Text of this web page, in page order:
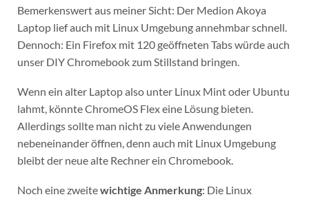
Bemerkenswert aus meiner Sicht: Der Medion Akoya
Laptop lief auch mit Linux Umgebung annehmbar schnell.
Dennoch: Ein Firefox mit 120 geöffneten Tabs würde auch
unser DIY Chromebook zum Stillstand bringen.
Wenn ein alter Laptop also unter Linux Mint oder Ubuntu
lahmt, könnte ChromeOS Flex eine Lösung bieten.
Allerdings sollte man nicht zu viele Anwendungen
nebeneinander öffnen, denn auch mit Linux Umgebung
bleibt der neue alte Rechner ein Chromebook.
Noch eine zweitewichtige Anmerkung: Die Linux